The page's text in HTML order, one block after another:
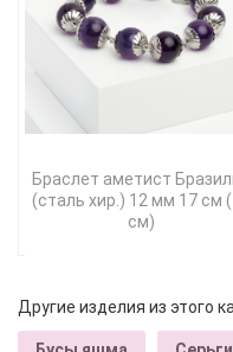
Браслет аметист
(сталь хир.) 12 мм 17 см
см)
Другие изделия из этого